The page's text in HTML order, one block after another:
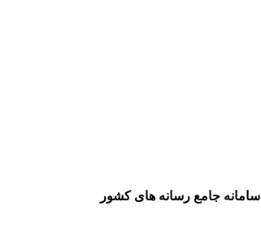
سامانه جامع رسانه های کشور